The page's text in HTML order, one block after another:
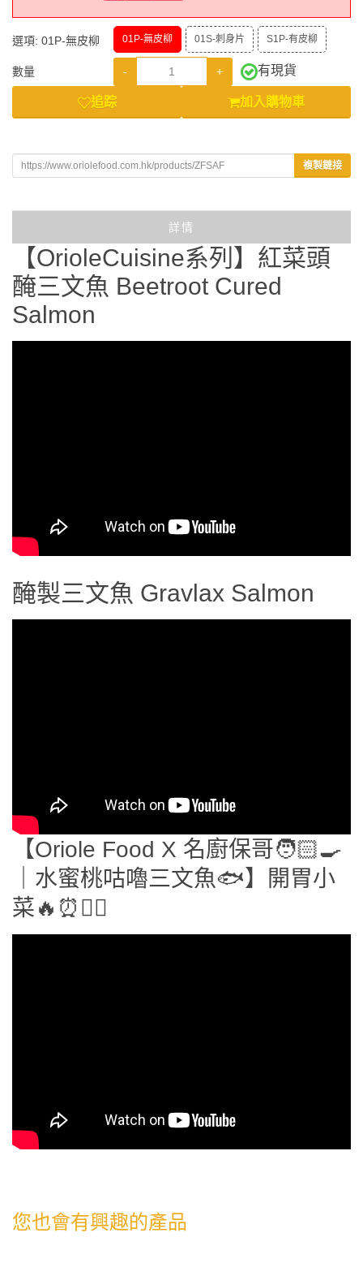
選項: 01P-無皮柳 01P-無皮柳 01S-刺身片 S1P-有皮柳
數量 - + 有現貨
追踪 加入購物車
複製鏈接
詳情
【OrioleCuisine系列】紅菜頭
醃三文魚 Beetroot Cured
Salmon
醃製三文魚 Gravlax Salmon
【Oriole Food X 名廚保哥🧑🏻‍🍳
｜水蜜桃咕嚕三文魚🐟】開胃小
菜🔥⏰✋🏻
您也會有興趣的產品